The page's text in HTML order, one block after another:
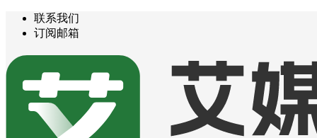
联系我们
订阅邮箱